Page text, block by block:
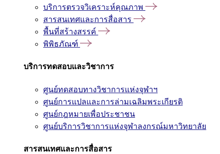
บริการตรวจวิเคราะห์คุณภาพ
สารสนเทศและการสื่อสาร
พื้นที่สร้างสรรค์
พิพิธภัณฑ์
บริการทดสอบและวิชาการ
ศูนย์ทดสอบทางวิชาการแห่งจุฬาฯ
ศูนย์การแปลและการล่ามเฉลิมพระเกียรติ
ศูนย์กฎหมายเพื่อประชาชน
ศูนย์บริการวิชาการแห่งจุฬาลงกรณ์มหาวิทยาลัย
สารสนเทศและการสื่อสาร